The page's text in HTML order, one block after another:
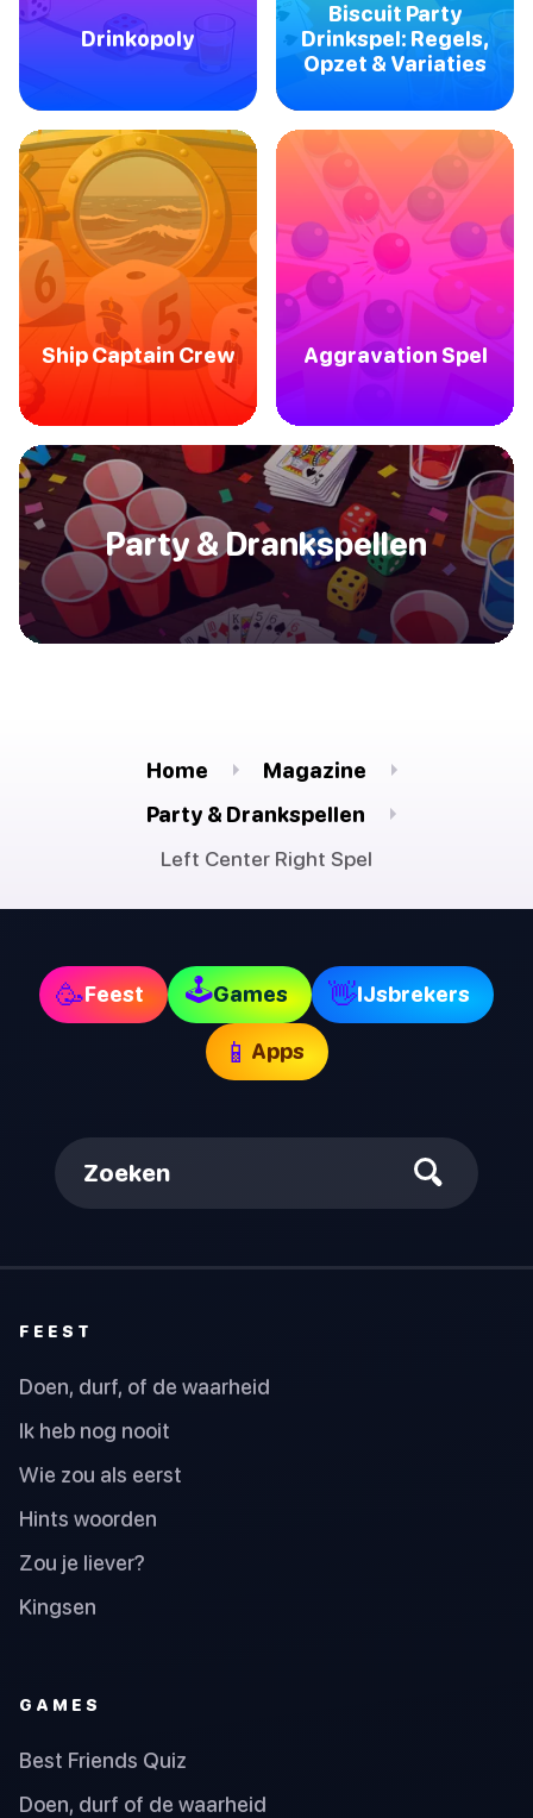
Drinkopoly
Biscuit Party
Drinkspel: Regels,
Opzet & Variaties
Ship Captain Crew Aggravation Spel
Party & Drankspellen
Home
Magazine
Party & Drankspellen
Left Center Right Spel
🥳Feest 🕹Games 👋IJsbrekers
📱 Apps
Zoeken
FEEST
Doen, durf, of de waarheid
Ik heb nog nooit
Wie zou als eerst
Hints woorden
Zou je liever?
Kingsen
GAMES
Best Friends Quiz
Doen, durf of de waarheid